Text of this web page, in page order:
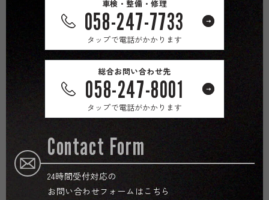
車検・整備・修理
058-247-7733
タップで電話がかかります
総合お問い合わせ先
058-247-8001
タップで電話がかかります
Contact Form
24時間受付対応の
お問い合わせフォームはこちら